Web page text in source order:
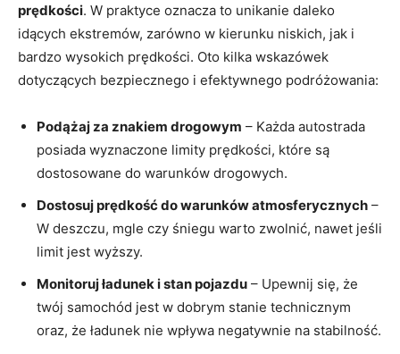
prędkości. W praktyce oznacza to unikanie daleko
idących ekstremów, zarówno w kierunku niskich, jak i
bardzo wysokich prędkości. Oto kilka wskazówek
dotyczących bezpiecznego i efektywnego podróżowania:
Podążaj za znakiem drogowym – Każda autostrada
posiada wyznaczone limity prędkości, które są
dostosowane do warunków drogowych.
Dostosuj prędkość do warunków atmosferycznych –
W deszczu, mgle czy śniegu warto zwolnić, nawet jeśli
limit jest wyższy.
Monitoruj ładunek i stan pojazdu – Upewnij się, że
twój samochód jest w dobrym stanie technicznym
oraz, że ładunek nie wpływa negatywnie na stabilność.